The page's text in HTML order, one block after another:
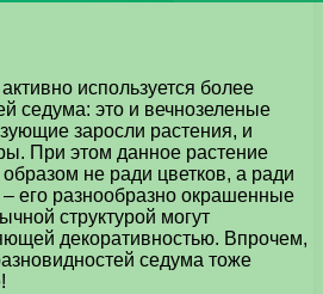
используется более
седума: это и вечнозеленые
заросли растения, и
При этом данное растение
не ради цветков, а ради
его разнообразно окрашенные
структурой могут
декоративностью. Впрочем,
седума тоже